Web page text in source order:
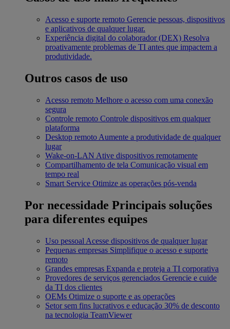
Acesso e suporte remoto Gerencie pessoas, dispositivos
e aplicativos de qualquer lugar.
Experiência digital do colaborador (DEX) Resolva
proativamente problemas de TI antes que impactem a
produtividade.
Outros casos de uso
Acesso remoto Melhore o acesso com uma conexão
segura
Controle remoto Controle dispositivos em qualquer
plataforma
Desktop remoto Aumente a produtividade de qualquer
lugar
Wake-on-LAN Ative dispositivos remotamente
Compartilhamento de tela Comunicação visual em
tempo real
Smart Service Otimize as operações pós-venda
Por necessidade Principais soluções
para diferentes equipes
Uso pessoal Acesse dispositivos de qualquer lugar
Pequenas empresas Simplifique o acesso e suporte
remoto
Grandes empresas Expanda e proteja a TI corporativa
Provedores de serviços gerenciados Gerencie e cuide
da TI dos clientes
OEMs Otimize o suporte e as operações
Setor sem fins lucrativos e educação 30% de desconto
na tecnologia TeamViewer